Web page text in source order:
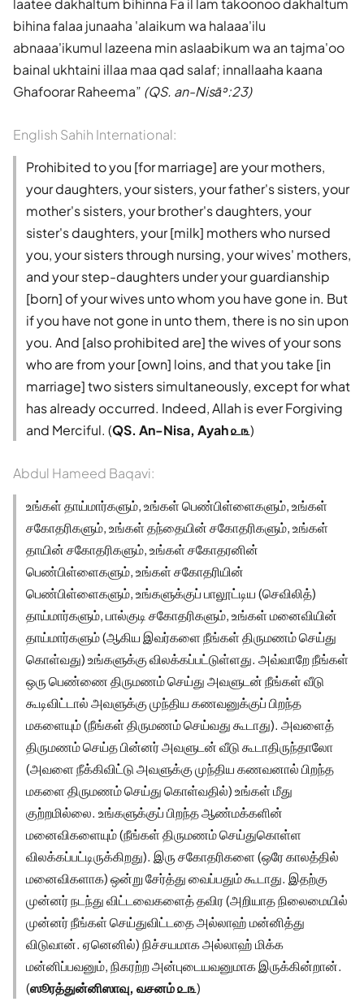
laatee dakhaltum bihinna Fa il lam takoonoo dakhaltum
bihina falaa junaaha 'alaikum wa halaaa'ilu
abnaaa'ikumul lazeena min aslaabikum wa an tajma'oo
bainal ukhtaini illaa maa qad salaf; innallaaha kaana
Ghafoorar Raheema (QS. an-Nisāʾ:23)
English Sahih International:
Prohibited to you [for marriage] are your mothers,
your daughters, your sisters, your father's sisters, your
mother's sisters, your brother's daughters, your
sister's daughters, your [milk] mothers who nursed
you, your sisters through nursing, your wives' mothers,
and your step-daughters under your guardianship
[born] of your wives unto whom you have gone in. But
if you have not gone in unto them, there is no sin upon
you. And [also prohibited are] the wives of your sons
who are from your [own] loins, and that you take [in
marriage] two sisters simultaneously, except for what
has already occurred. Indeed, Allah is ever Forgiving
and Merciful. (QS. An-Nisa, Ayah ௨௩)
Abdul Hameed Baqavi:
உங்கள் தாய்மார்களும், உங்கள் பெண்பிள்ளைகளும், உங்கள்
சகோதரிகளும், உங்கள் தந்தையின் சகோதரிகளும், உங்கள்
தாயின் சகோதரிகளும், உங்கள் சகோதரனின்
பெண்பிள்ளைகளும், உங்கள் சகோதரியின்
பெண்பிள்ளைகளும், உங்களுக்குப் பாலூட்டிய (செவிலித்)
தாய்மார்களும், பால்குடி சகோதரிகளும், உங்கள் மனைவியின்
தாய்மார்களும் (ஆகிய இவர்களை நீங்கள் திருமணம் செய்து
கொள்வது) உங்களுக்கு விலக்கப்பட்டுள்ளது. அவ்வாறே நீங்கள்
ஒரு பெண்ணை திருமணம் செய்து அவளுடன் நீங்கள் வீடு
கூடிவிட்டால் அவளுக்கு முந்திய கணவனுக்குப் பிறந்த
மகளையும் (நீங்கள் திருமணம் செய்வது கூடாது). அவளைத்
திருமணம் செய்த பின்னர் அவளுடன் வீடு கூடாதிருந்தாலோ
(அவளை நீக்கிவிட்டு அவளுக்கு முந்திய கணவனால் பிறந்த
மகளை திருமணம் செய்து கொள்வதில்) உங்கள் மீது
குற்றமில்லை. உங்களுக்குப் பிறந்த ஆண்மக்களின்
மனைவிகளையும் (நீங்கள் திருமணம் செய்துகொள்ள
விலக்கப்பட்டிருக்கிறது). இரு சகோதரிகளை (ஒரே காலத்தில்
மனைவிகளாக) ஒன்று சேர்த்து வைப்பதும் கூடாது. இதற்கு
முன்னர் நடந்து விட்டவைகளைத் தவிர (அறியாத நிலைமையில்
முன்னர் நீங்கள் செய்துவிட்டதை அல்லாஹ் மன்னித்து
விடுவான். ஏனெனில்) நிச்சயமாக அல்லாஹ் மிக்க
மன்னிப்பவனும், நிகரற்ற அன்புடையவனுமாக இருக்கின்றான்.
(ஸூரத்துன்னிஸாவு, வசனம் ௨௩)